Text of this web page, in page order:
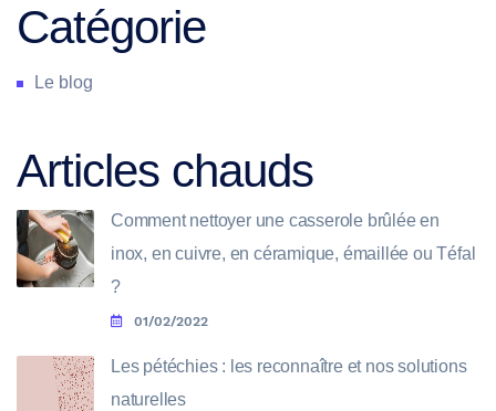
Catégorie
Le blog
Articles chauds
Comment nettoyer une casserole brûlée en
inox, en cuivre, en céramique, émaillée ou Téfal
?
01/02/2022
Les pétéchies : les reconnaître et nos solutions
naturelles